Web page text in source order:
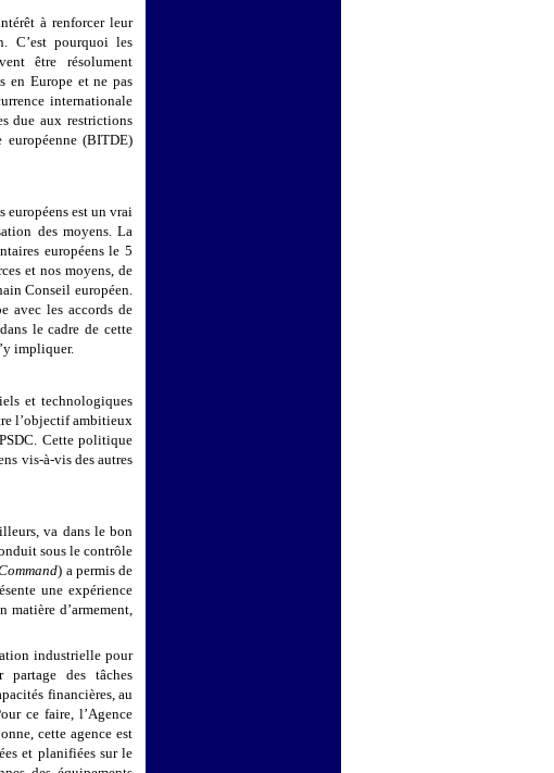
à renforcer leur
C’est pourquoi les
être résolument
en Europe et ne pas
internationale
due aux restrictions
européenne (BITDE)
européens est un vrai
des moyens. La
européens le 5
et nos moyens, de
Conseil européen.
avec les accords de
le cadre de cette
impliquer.
et technologiques
l’objectif ambitieux
Cette politique
vis-à-vis des autres
va dans le bon
sous le contrôle
) a permis de
une expérience
matière d’armement,
industrielle pour
des tâches
financières, au
ce faire, l’Agence
cette agence est
et planifiées sur le